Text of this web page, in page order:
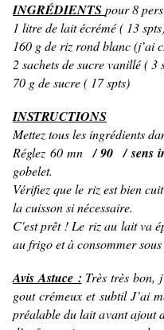
INGRÉDIENTSpour 8 pers
1 litre de lait écrémé ( 13
160 g de riz rond blanc (j’ai
2 sachets de sucre vanillé ( 3
70 g de sucre ( 17 spts)
INSTRUCTIONS
Mettez tous les ingrédients
Réglez 60 mn / 90 / sens
gobelet.
Vérifiez que le riz est bien
la cuisson si nécessaire.
C'est prêt ! Le riz au lait va
au frigo et à consommer
Avis Astuce : Très très bon,
gout crémeux et subtilJ’ai
préalable du lait avant ajout